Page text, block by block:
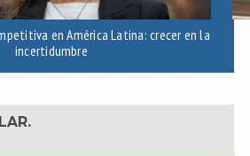
en América Latina: crecer en la
incertidumbre